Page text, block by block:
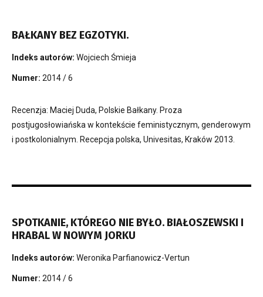
BAŁKANY BEZ EGZOTYKI.
Indeks autorów: Wojciech Śmieja
Numer: 2014 / 6
Recenzja: Maciej Duda, Polskie Bałkany. Proza
postjugosłowiańska w kontekście feministycznym, genderowym
i postkolonialnym. Recepcja polska, Univesitas, Kraków 2013.
SPOTKANIE, KTÓREGO NIE BYŁO. BIAŁOSZEWSKI I
HRABAL W NOWYM JORKU
Indeks autorów: Weronika Parfianowicz-Vertun
Numer: 2014 / 6